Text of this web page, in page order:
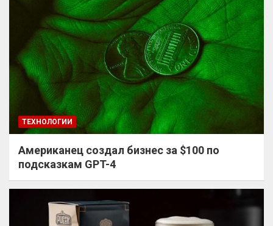
ТЕХНОЛОГИИ
Американец создал бизнес за $100 по
подсказкам GPT-4